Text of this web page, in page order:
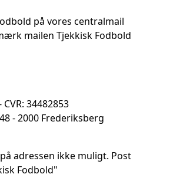
på vores centralmail
mailen Tjekkisk Fodbold
34482853
- 2000 Frederiksberg
adressen ikke muligt. Post
Fodbold"